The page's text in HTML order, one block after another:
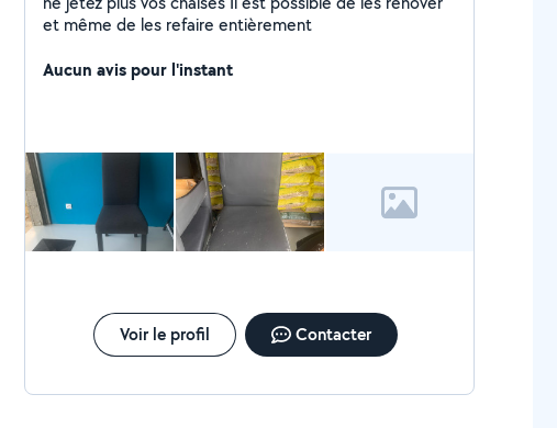
et même de les refaire entièrement
Aucun avis pour l'instant
Voir le profil Contacter